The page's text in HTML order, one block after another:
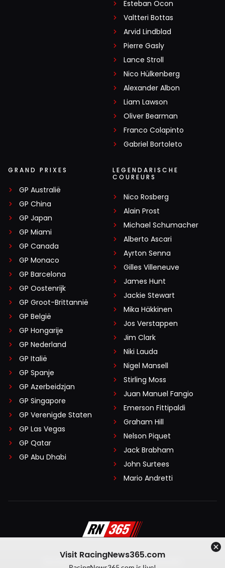
Esteban Ocon
Valtteri Bottas
Arvid Lindblad
Pierre Gasly
Lance Stroll
Nico Hülkenberg
Alexander Albon
Liam Lawson
Oliver Bearman
Franco Colapinto
Gabriel Bortoleto
GRAND PRIXES
GP Australië
GP China
GP Japan
GP Miami
GP Canada
GP Monaco
GP Barcelona
GP Oostenrijk
GP Groot-Brittannië
GP België
GP Hongarije
GP Nederland
GP Italië
GP Spanje
GP Azerbeidzjan
GP Singapore
GP Verenigde Staten
GP Las Vegas
GP Qatar
GP Abu Dhabi
LEGENDARISCHE
COUREURS
Nico Rosberg
Alain Prost
Michael Schumacher
Alberto Ascari
Ayrton Senna
Gilles Villeneuve
James Hunt
Jackie Stewart
Mika Häkkinen
Jos Verstappen
Jim Clark
Niki Lauda
Nigel Mansell
Stirling Moss
Juan Manuel Fangio
Emerson Fittipaldi
Graham Hill
Nelson Piquet
Jack Brabham
John Surtees
Mario Andretti
Algemene voorwaarden
Visit RacingNews365.com